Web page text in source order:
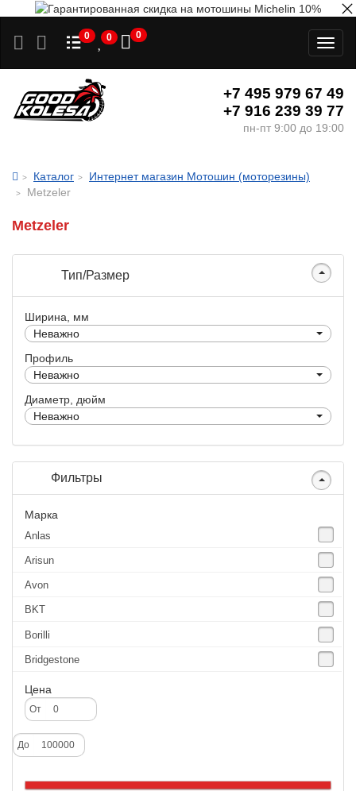
0 0 0
+7 495 979 67 49
+7 916 239 39 77
пн-пт 9:00 до 19:00
Каталог
Интернет магазин Мотошин (моторезины)
Metzeler
Metzeler
Тип/Размер
Ширина, мм
Неважно
Профиль
Неважно
Диаметр, дюйм
Неважно
Фильтры
Марка
Anlas
Arisun
Avon
BKT
Borilli
Bridgestone
Continental
CST
Deestone
Dunlop
Excel
Цена
От
До